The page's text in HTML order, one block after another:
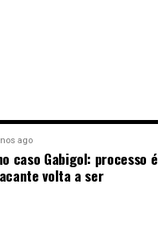
ago
caso Gabigol: processo é
volta a ser